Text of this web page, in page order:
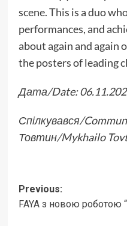
scene. This is a duo
performances, and
about again and again
the posters of leading
Дата/Date: 06.11.202
Спілкувався/
Товтин/Mykhailo
Post
navigation
Previous:
FAYA з новою роботою